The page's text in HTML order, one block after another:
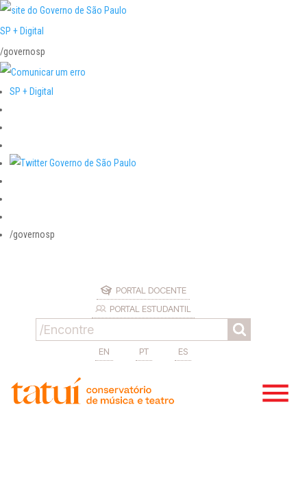
SP + Digital
/governosp
SP + Digital
/governosp
PORTAL DOCENTE
PORTAL ESTUDANTIL
EN PT ES